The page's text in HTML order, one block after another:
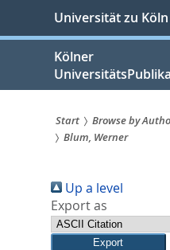
springen
Universität zu Köln
Kölner
Sie
sind
hier:
Start Browse by
Blum, Werner
Up a level
Export as